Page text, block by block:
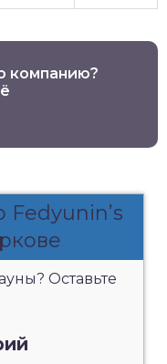
компанию?
Fedyunin’s
Оставьте